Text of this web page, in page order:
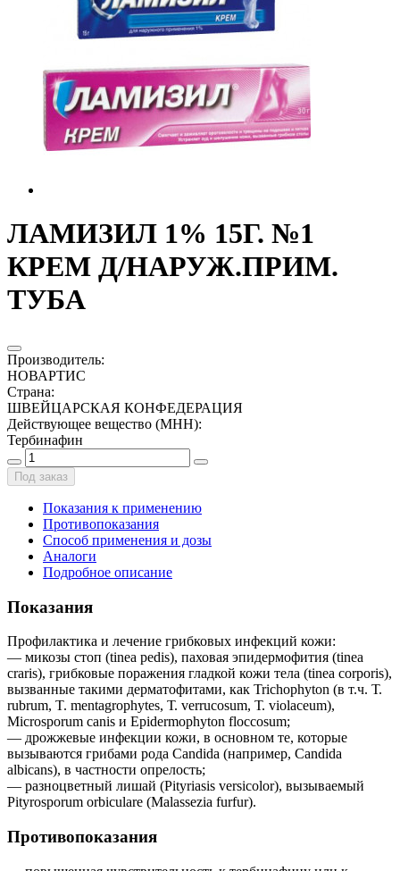
ЛАМИЗИЛ 1% 15Г. №1
КРЕМ Д/НАРУЖ.ПРИМ.
ТУБА
Производитель:
НОВАРТИС
Страна:
ШВЕЙЦАРСКАЯ КОНФЕДЕРАЦИЯ
Действующее вещество (МНН):
Тербинафин
Под заказ
Показания к применению
Противопоказания
Способ применения и дозы
Аналоги
Подробное описание
Показания
Профилактика и лечение грибковых инфекций кожи:
— микозы стоп (tinea pedis), паховая эпидермофития (tinea
craris), грибковые поражения гладкой кожи тела (tinea corporis),
вызванные такими дерматофитами, как Trichophyton (в т.ч. Т.
rubrum, T. mentagrophytes, Т. verrucosum, Т. violaceum),
Microsporum canis и Epidermophyton floccosum;
— дрожжевые инфекции кожи, в основном те, которые
вызываются грибами рода Candida (например, Candida
albicans), в частности опрелость;
— разноцветный лишай (Pityriasis versicolor), вызываемый
Pityrosporum orbiculare (Malassezia furfur).
Противопоказания